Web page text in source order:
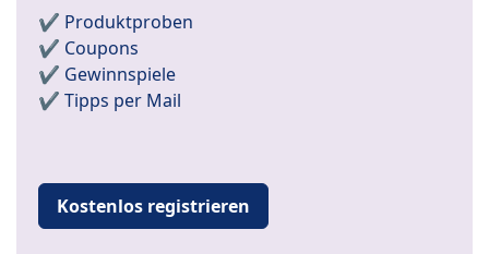
✔️ Produktproben
✔️ Coupons
✔️ Gewinnspiele
✔️ Tipps per Mail
Kostenlos registrieren